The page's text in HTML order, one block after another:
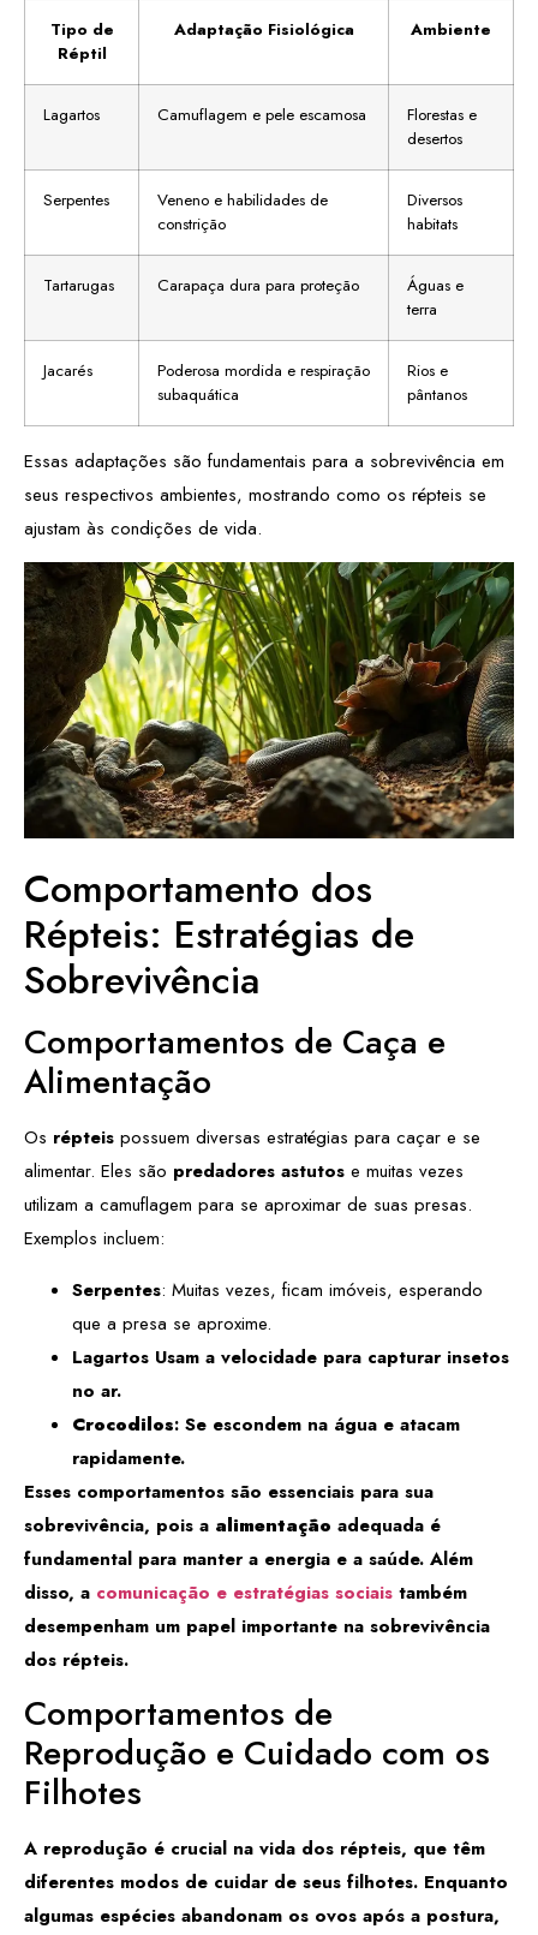
Tipo de
Réptil
Adaptação Fisiológica Ambiente
Lagartos Camuflagem e pele escamosa
Florestas e
desertos
Serpentes
Veneno e habilidades de
constrição
Diversos
habitats
Tartarugas Carapaça dura para proteção
Águas e
terra
Jacarés
Poderosa mordida e respiração
subaquática
Rios e
pântanos
Essas adaptações são fundamentais para a sobrevivência em
seus respectivos ambientes, mostrando como os répteis se
ajustam às condições de vida.
Comportamento dos
Répteis: Estratégias de
Sobrevivência
Comportamentos de Caça e
Alimentação
Os répteis possuem diversas estratégias para caçar e se
alimentar. Eles são predadores astutos e muitas vezes
utilizam a camuflagem para se aproximar de suas presas.
Exemplos incluem:
Serpentes: Muitas vezes, ficam imóveis, esperando
que a presa se aproxime.
Lagartos Usam a velocidade para capturar insetos
no ar.
Crocodilos: Se escondem na água e atacam
rapidamente.
Esses comportamentos são essenciais para sua
sobrevivência, pois a alimentação adequada é
fundamental para manter a energia e a saúde. Além
disso, a comunicação e estratégias sociais também
desempenham um papel importante na sobrevivência
dos répteis.
Comportamentos de
Reprodução e Cuidado com os
Filhotes
A reprodução é crucial na vida dos répteis, que têm
diferentes modos de cuidar de seus filhotes. Enquanto
algumas espécies abandonam os ovos após a postura,